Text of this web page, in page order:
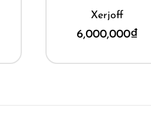
Xerjoff
6,000,000₫